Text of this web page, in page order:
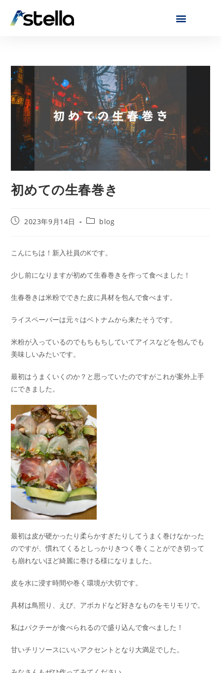
初めての生春巻き
2023年9月14日 blog
こんにちは！新入社員のKです。
少し前になりますが初めて生春巻きを作って食べました！
生春巻きは米粉でできた皮に具材を包んで食べます。
ライスペーパーは元々はベトナムから来たそうです。
米粉が入っているのでもちもちしていてアイスなどを包んでも
美味しいみたいです。
最初はうまくいくのか？と思っていたのですがこれが案外上手
にできました。
最初は皮が硬かったり柔らかすぎたりしてうまく巻けなかった
のですが、慣れてくるとしっかりきつく巻くことができ切って
も崩れないほど綺麗に巻ける様になりました。
皮を水に浸す時間や巻く環境が大切です。
具材は鳥照り、えび、アボカドなど好きなものをモリモリで。
私はパクチーが食べられるので盛り込んで食べました！
甘いチリソースにいいアクセントとなり大満足でした。